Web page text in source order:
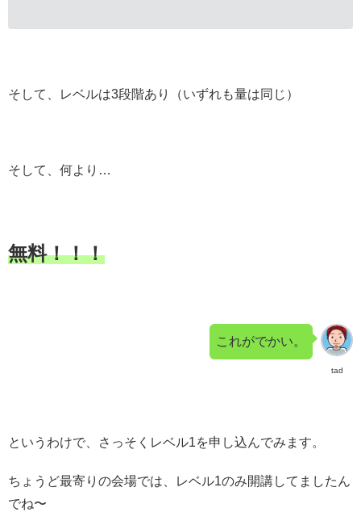
そして、レベルは3段階あり（いずれも量は同じ）
そして、何より…
無料！！！
tad
これがでかい。
というわけで、さっそくレベル1を申し込んでみます。
ちょうど最寄りの会場では、レベル1のみ開講してましたん
でね〜